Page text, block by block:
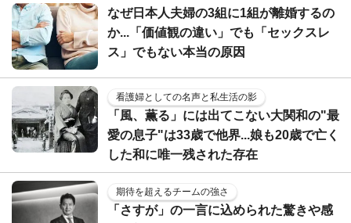
なぜ日本人夫婦の3組に1組が離婚するの
か...「価値観の違い」でも「セックスレ
ス」でもない本当の原因
看護婦としての名声と私生活の影
「風、薫る」には出てこない大関和の"最
愛の息子"は33歳で他界...娘も20歳で亡く
した和に唯一残された存在
期待を超えるチームの強さ
「さすが」の一言に込められた驚きや感